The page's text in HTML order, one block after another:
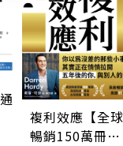
複利效應【全球
暢銷150萬冊・